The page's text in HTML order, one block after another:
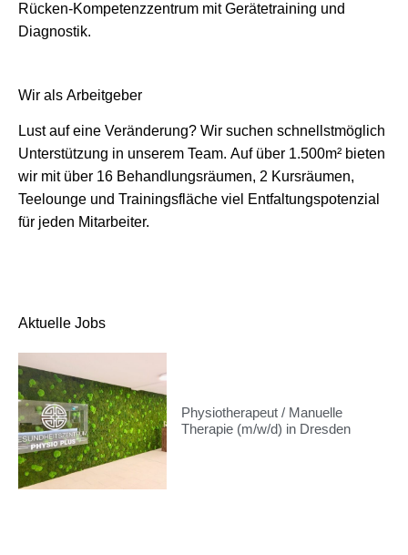
Rücken-Kompetenzzentrum mit Gerätetraining und
Diagnostik.
Wir als Arbeitgeber
Lust auf eine Veränderung? Wir suchen schnellstmöglich
Unterstützung in unserem Team. Auf über 1.500m² bieten
wir mit über 16 Behandlungsräumen, 2 Kursräumen,
Teelounge und Trainingsfläche viel Entfaltungspotenzial
für jeden Mitarbeiter.
Aktuelle Jobs
Physiotherapeut / Manuelle
Therapie (m/w/d) in Dresden